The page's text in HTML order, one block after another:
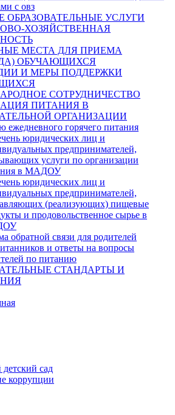
с овз
ОБРАЗОВАТЕЛЬНЫЕ УСЛУГИ
ХОЗЯЙСТВЕННАЯ
МЕСТА ДЛЯ ПРИЕМА
ОБУЧАЮЩИХСЯ
И МЕРЫ ПОДДЕРЖКИ
СОТРУДНИЧЕСТВО
ПИТАНИЯ В
ОРГАНИЗАЦИИ
ежедневного горячего питания
юридических лиц и
предпринимателей,
услуги по организации
в МАДОУ
юридических лиц и
предпринимателей,
(реализующих) пищевые
и продовольственное сырье в
обратной связи для родителей
и ответы на вопросы
по питанию
СТАНДАРТЫ И
сад
коррупции